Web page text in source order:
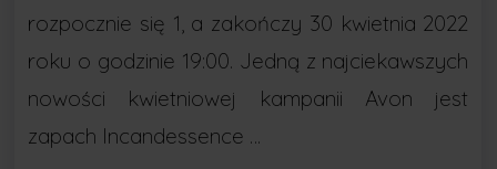
rozpocznie się 1, a zakończy 30 kwietnia 2022
roku o godzinie 19:00. Jedną z najciekawszych
nowości kwietniowej kampanii Avon jest
zapach Incandessence …